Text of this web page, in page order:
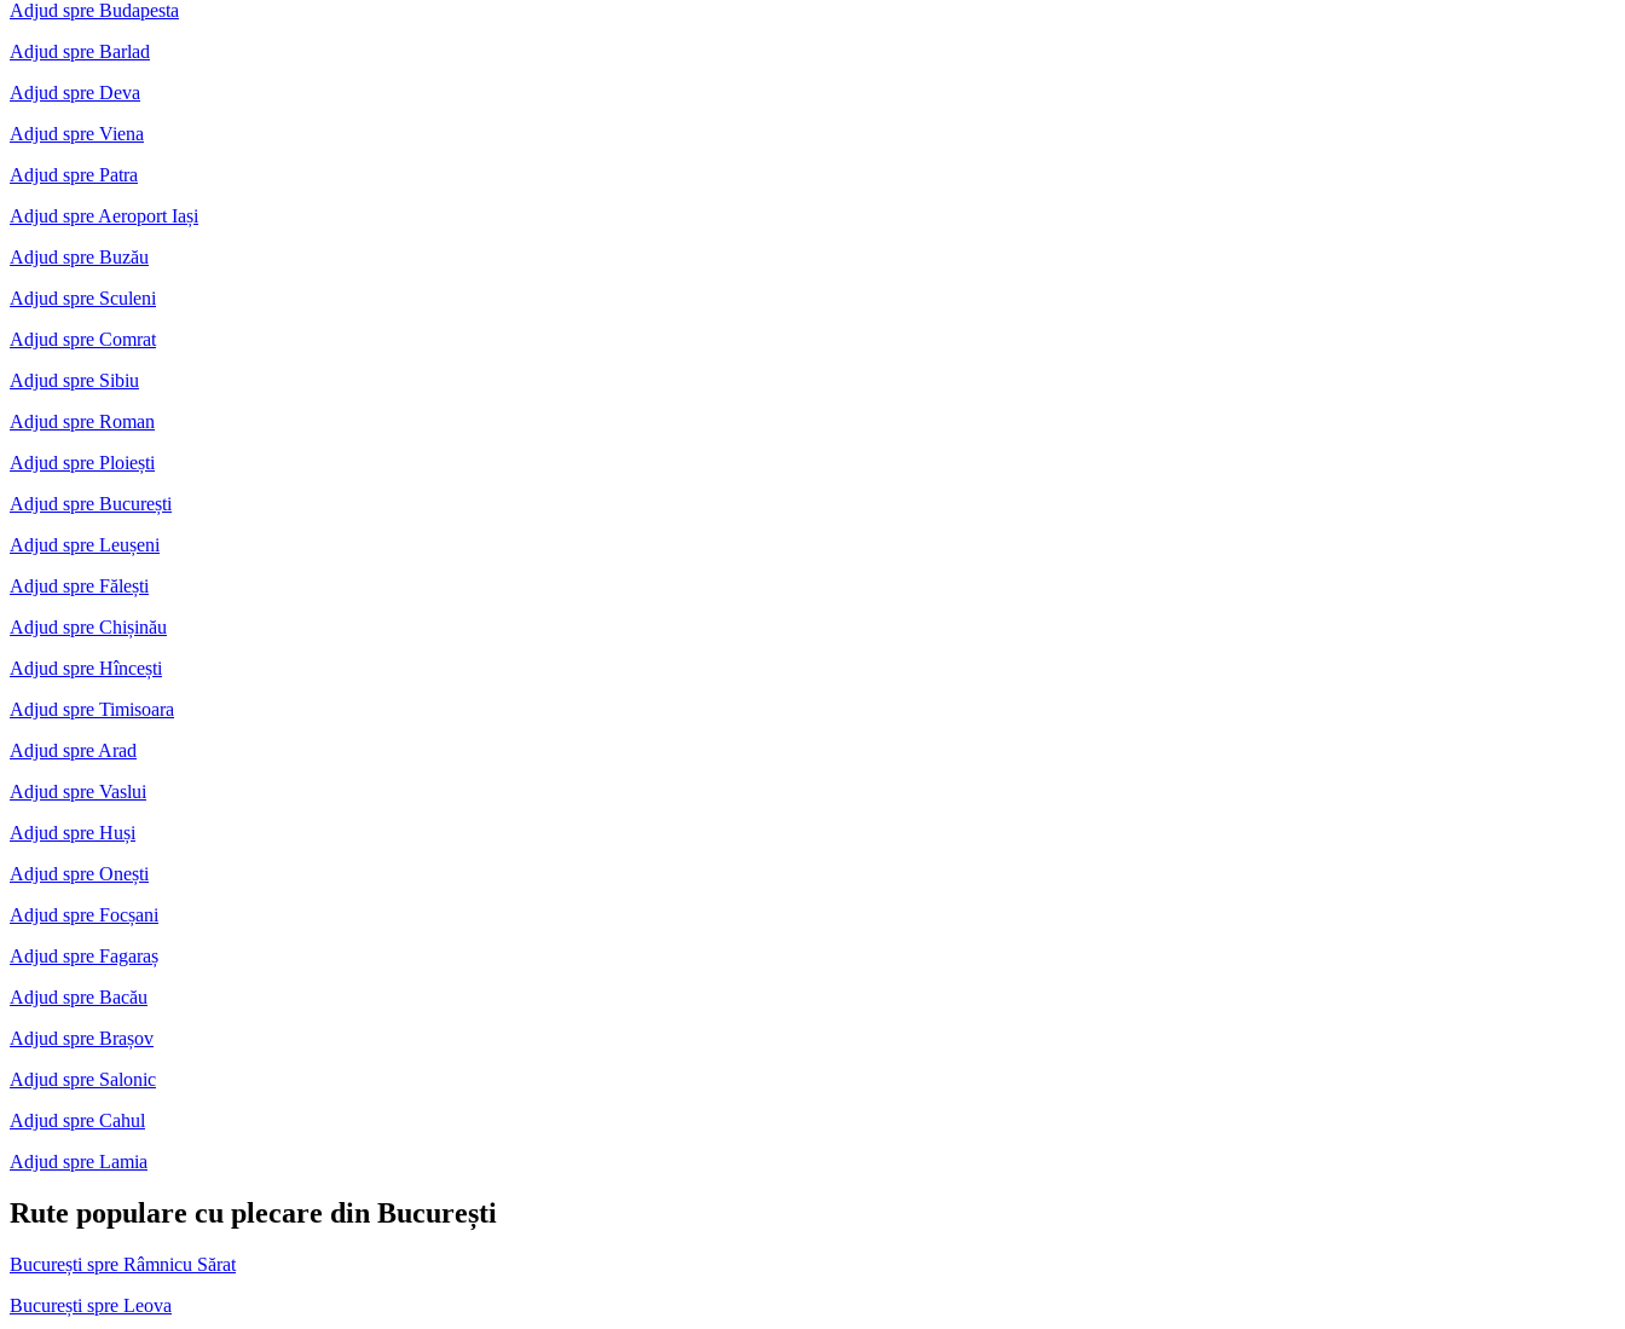
Adjud spre Budapesta
Adjud spre Barlad
Adjud spre Deva
Adjud spre Viena
Adjud spre Patra
Adjud spre Aeroport Iași
Adjud spre Buzău
Adjud spre Sculeni
Adjud spre Comrat
Adjud spre Sibiu
Adjud spre Roman
Adjud spre Ploiești
Adjud spre București
Adjud spre Leușeni
Adjud spre Fălești
Adjud spre Chișinău
Adjud spre Hîncești
Adjud spre Timisoara
Adjud spre Arad
Adjud spre Vaslui
Adjud spre Huși
Adjud spre Onești
Adjud spre Focșani
Adjud spre Fagaraș
Adjud spre Bacău
Adjud spre Brașov
Adjud spre Salonic
Adjud spre Cahul
Adjud spre Lamia
Rute populare cu plecare din București
București spre Râmnicu Sărat
București spre Leova